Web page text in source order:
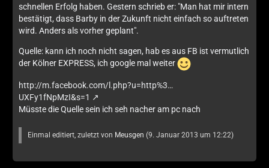
schnellen Erfolg haben. Gestern schrieb er: "Man hat mir intern
bestätigt, dass Barby in der Zukunft nicht einfach so auftreten
wird. Anders als vorher geplant".
Quelle: kann ich noch nicht sagen, hab es aus FB ist vermutlich
der Kölner EXPRESS, ich google mal weiter
http://m.facebook.com/l.php?u=http%3…
UXFy1fNpMzI&s=1
Müsste die Quelle sein ich seh nacher am pc nach
Einmal editiert, zuletzt von Meusgen (9. Januar 2013 um 12:22)